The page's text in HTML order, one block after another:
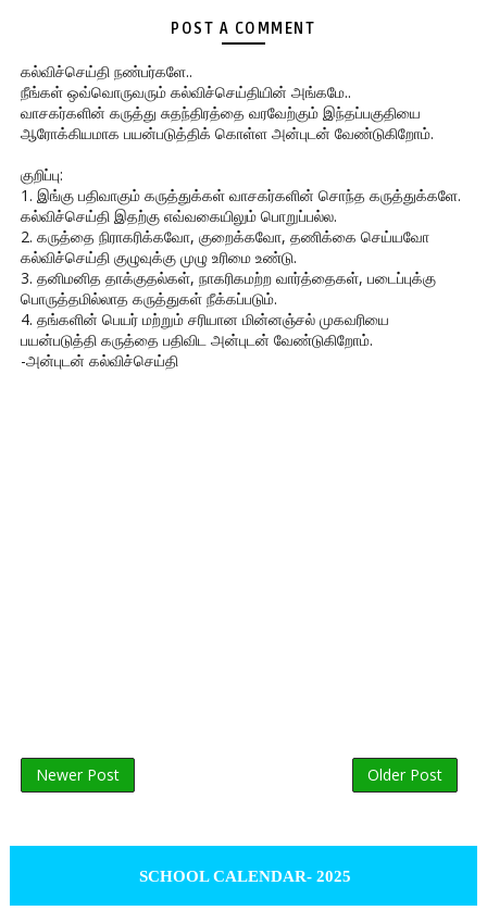
POST A COMMENT
கல்விச்செய்தி நண்பர்களே..
நீங்கள் ஒவ்வொருவரும் கல்விச்செய்தியின் அங்கமே..
வாசகர்களின் கருத்து சுதந்திரத்தை வரவேற்கும் இந்தப்பகுதியை
ஆரோக்கியமாக பயன்படுத்திக் கொள்ள அன்புடன் வேண்டுகிறோம்.
குறிப்பு:
1. இங்கு பதிவாகும் கருத்துக்கள் வாசகர்களின் சொந்த கருத்துக்களே.
கல்விச்செய்தி இதற்கு எவ்வகையிலும் பொறுப்பல்ல.
2. கருத்தை நிராகரிக்கவோ, குறைக்கவோ, தணிக்கை செய்யவோ
கல்விச்செய்தி குழுவுக்கு முழு உரிமை உண்டு.
3. தனிமனித தாக்குதல்கள், நாகரிகமற்ற வார்த்தைகள், படைப்புக்கு
பொருத்தமில்லாத கருத்துகள் நீக்கப்படும்.
4. தங்களின் பெயர் மற்றும் சரியான மின்னஞ்சல் முகவரியை
பயன்படுத்தி கருத்தை பதிவிட அன்புடன் வேண்டுகிறோம்.
-அன்புடன் கல்விச்செய்தி
Newer Post Older Post
SCHOOL CALENDAR- 2025